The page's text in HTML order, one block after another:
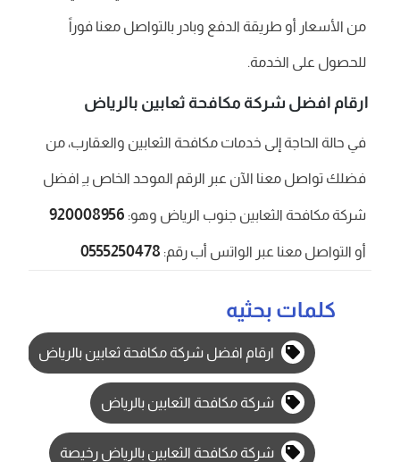
من الأسعار أو طريقة الدفع وبادر بالتواصل معنا فوراً
للحصول على الخدمة.
ارقام افضل شركة مكافحة ثعابين بالرياض
في حالة الحاجة إلى خدمات مكافحة الثعابين والعقارب، من
فضلك تواصل معنا الآن عبر الرقم الموحد الخاص بـِ افضل
شركة مكافحة الثعابين جنوب الرياض وهو: 920008956
أو التواصل معنا عبر الواتس أب رقم: 0555250478
كلمات بحثيه
ارقام افضل شركة مكافحة ثعابين بالرياض
شركة مكافحة الثعابين بالرياض
شركة مكافحة الثعابين بالرياض رخيصة